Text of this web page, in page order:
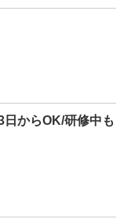
からOK/研修中も